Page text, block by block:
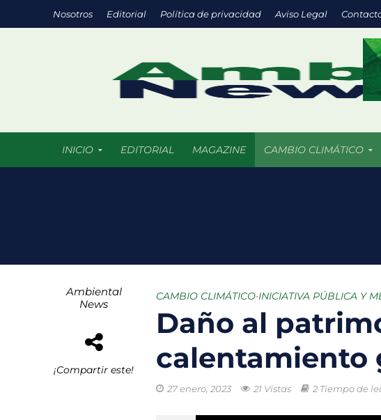
Nosotros Editorial Política de privacidad Aviso Legal
INICIO EDITORIAL MAGAZINE CAMBIO CLIMÁTICO
Parques urbanos: espacios
El buque híbrido chileno que
Transporte eléctrico en
Arrecifes de coral enfrentan
Ambiental
News
¡Compartir este!
CAMBIO CLIMÁTICO•INICIATIVA PÚBLICA Y
Daño al
calentamiento
27 enero, 2023 21 Vistas 2 Tiempo de